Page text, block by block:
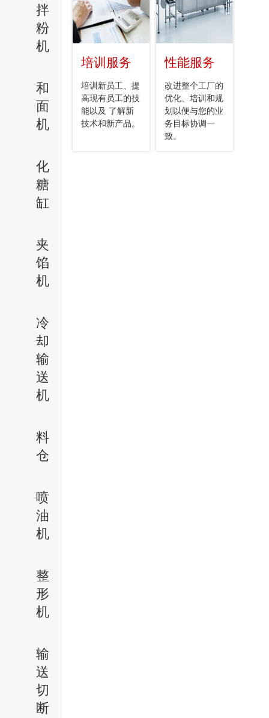
拌
粉
机
和
面
机
化
糖
缸
夹
馅
机
冷
却
输
送
机
料
仓
喷
油
机
整
形
机
输
送
切
断
培训服务
培训新员工、提
高现有员工的技
能以及 了解新
技术和新产品。
性能服务
改进整个工厂的
优化、培训和规
划以便与您的业
务目标协调一
致。